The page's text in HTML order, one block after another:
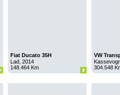
Fiat Ducato 35H
Dobb.kabine 2.3 MJT
Lad, 2014
148.464 Km
VW
304.548